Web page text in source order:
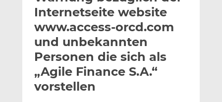
l
a
n
n
k
e
d
I
t
c
e
b
o
o
t
Internetseite website
www.access-orcd.com
und unbekannten
Personen die sich als
„Agile Finance S.A.“
vorstellen